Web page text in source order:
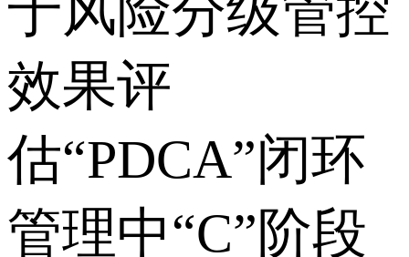
效果评
估“PDCA”闭环
管理中“C”阶段